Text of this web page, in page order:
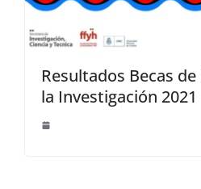
Resultados Becas de Iniciación en
la Investigación 2021